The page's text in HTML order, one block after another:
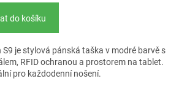
do košíku
S9 je stylová pánská taška v modré barvě s
RFID ochranou a prostorem na tablet.
pro každodenní nošení.